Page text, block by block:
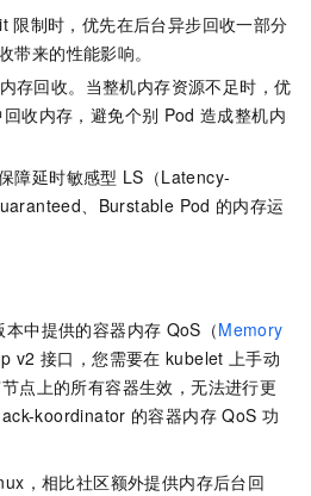
限制时，优先在后台异步回收一部分
带来的性能影响。
存回收。当整机内存资源不足时，优
回收内存，避免个别 Pod 造成整机内
障延时敏感型 LS（Latency-
、Burstable Pod 的内存运
本中提供的容器内存 QoS（Memory
v2 接口，您需要在 kubelet 上手动
点上的所有容器生效，无法进行更
ack-koordinator 的容器内存 QoS 功
，相比社区额外提供内存后台回